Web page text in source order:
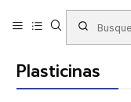
Productos
Plasticinas - Masas -
Plasticinas